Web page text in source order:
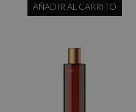
AÑADIR AL CARRITO